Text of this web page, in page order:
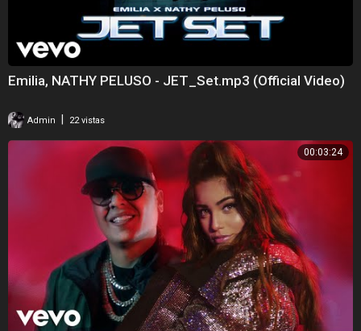
Emilia, NATHY PELUSO - JET_Set.mp3 (Official Video)
Admin 22 vistas
00:03:24